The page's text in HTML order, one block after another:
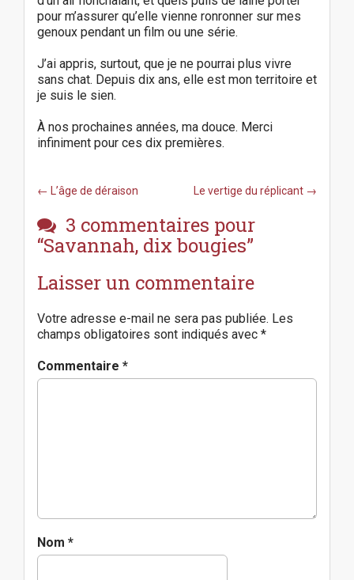
pour m’assurer qu’elle vienne ronronner sur mes
genoux pendant un film ou une série.
J’ai appris, surtout, que je ne pourrai plus vivre
sans chat. Depuis dix ans, elle est mon territoire et
je suis le sien.
À nos prochaines années, ma douce. Merci
infiniment pour ces dix premières.
P
s
t
n
a
v
g
a
t
i
o
← L’âge de déraison Le vertige du réplicant →
3 commentaires pour
“Savannah, dix bougies”
Laisser un commentaire
Votre adresse e-mail ne sera pas publiée. Les
champs obligatoires sont indiqués avec *
Commentaire *
Nom *